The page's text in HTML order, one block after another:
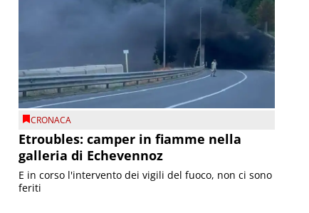
CRONACA
Etroubles: camper in fiamme nella
galleria di Echevennoz
E in corso l'intervento dei vigili del fuoco, non ci sono
feriti